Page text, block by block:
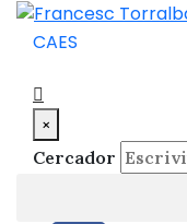
CAES
×
Cercador